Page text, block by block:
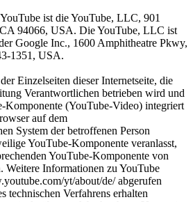
ist die YouTube, LLC, 901
94066, USA. Die YouTube, LLC ist
Google Inc., 1600 Amphitheatre Pkwy,
1351, USA.
Einzelseiten dieser Internetseite, die
Verantwortlichen betrieben wird und
Komponente (YouTube-Video) integriert
auf dem
System der betroffenen Person
YouTube-Komponente veranlasst,
YouTube-Komponente von
Weitere Informationen zu YouTube
yt/about/de/ abgerufen
technischen Verfahrens erhalten